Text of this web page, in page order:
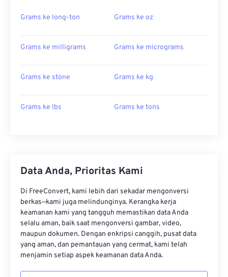
Grams ke long-ton Grams ke oz
Grams ke milligrams Grams ke micrograms
Grams ke stone Grams ke kg
Grams ke lbs Grams ke tons
Data Anda, Prioritas Kami
Di FreeConvert, kami lebih dari sekadar mengonversi
berkas—kami juga melindunginya. Kerangka kerja
keamanan kami yang tangguh memastikan data Anda
selalu aman, baik saat mengonversi gambar, video,
maupun dokumen. Dengan enkripsi canggih, pusat data
yang aman, dan pemantauan yang cermat, kami telah
menjamin setiap aspek keamanan data Anda.